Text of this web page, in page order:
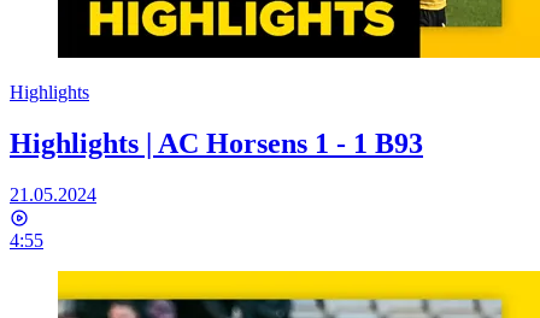
Highlights
Highlights | AC Horsens 1 - 1 B93
21.05.2024
4:55